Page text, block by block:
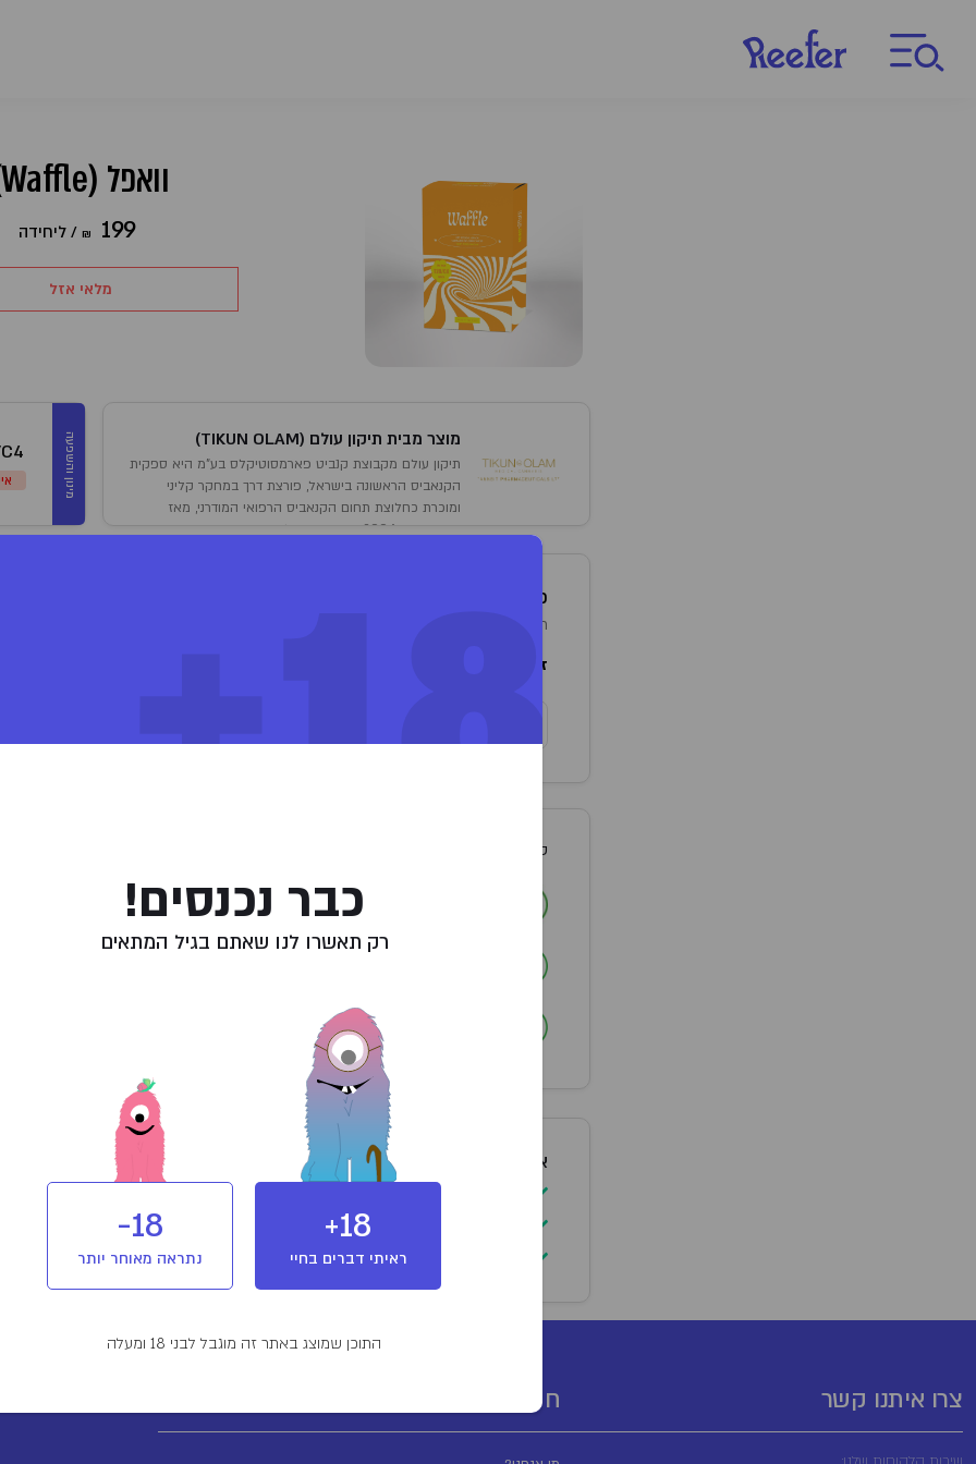
וואפל (Waffle)
199
₪
/ ליחידה
מלאי אזל
מוצר מבית תיקון עולם (TIKUN OLAM)
תיקון עולם מקבוצת קנביט פארמסוטיקלס בע"מ היא ספקית
הקנאביס הראשונה בישראל, פורצת דרך במחקר קליני
ומוכרת כחלוצת תחום הקנאביס הרפואי המודרני, מאז
מינון והשפעה
פרטים נוספים
תפרחת קנאביס רפואי מסוג אינדיקה עשירה ב-THC בקטגוריית T20/C4 של חברת תיקון עולם.
זן מקור:
סמלילי והדברות המוצר
הקנאביס עבר הליך הורדת עומס מיקרוביאלי באמצעות “פסטור קר” (הקרנה בקרינת
בעת גידול הקנאביס בוצע שימוש בהדברה ביולוגית (“חרקים מועילים”).
בעת גידול הקנאביס בוצע שימוש בחומרי הדברה המותרים בחקלאות אורגנית בלבד.
אופן שימוש ואחסנה
יש להקפיד לאחסן הרחק מהישג ידם של ילדים או כל אדם אשר תרופה זו אינה מיועדת לו.
צרו איתנו קשר חשובים
18+
כבר נכנסים!
רק תאשרו לנו שאתם בגיל המתאים
18+
ראיתי דברים בחיי
18-
נתראה מאוחר יותר
התוכן שמוצג באתר זה מוגבל לבני 18 ומעלה